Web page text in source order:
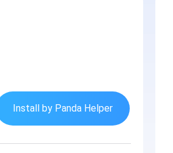
Install by Panda Helper